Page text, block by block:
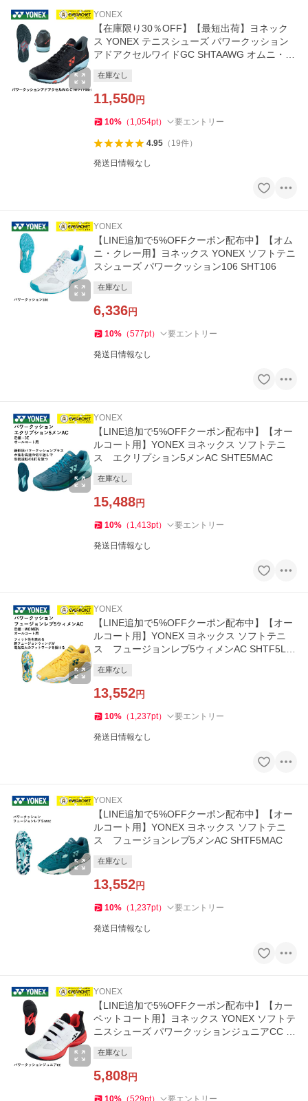
YONEX
【在庫限り30％OFF】【最短出荷】ヨネック
ス YONEX テニスシューズ パワークッション
アドアクセルワイドGC SHTAAWG オムニ・ク
在庫なし
11,550円
10% （ 1,054pt） 要エントリー
4.95（ 19件）
発送日情報なし
YONEX
【LINE追加で5%OFFクーポン配布中】【オム
ニ・クレー用】ヨネックス YONEX ソフトテニ
スシューズ パワークッション106 SHT106
在庫なし
6,336円
10% （577pt） 要エントリー
発送日情報なし
YONEX
【LINE追加で5%OFFクーポン配布中】【オー
ルコート用】YONEX ヨネックス ソフトテニ
ス エクリプション5メンAC SHTE5MAC
在庫なし
15,488円
10% （ 1,413pt） 要エントリー
発送日情報なし
YONEX
【LINE追加で5%OFFクーポン配布中】【オー
ルコート用】YONEX ヨネックス ソフトテニ
ス フュージョンレブ5ウィメンAC SHTF5LA
在庫なし
13,552円
10% （ 1,237pt） 要エントリー
発送日情報なし
YONEX
【LINE追加で5%OFFクーポン配布中】【オー
ルコート用】YONEX ヨネックス ソフトテニ
ス フュージョンレブ5メンAC SHTF5MAC
在庫なし
13,552円
10% （ 1,237pt） 要エントリー
発送日情報なし
YONEX
【LINE追加で5%OFFクーポン配布中】【カー
ペットコート用】ヨネックス YONEX ソフトテ
ニスシューズ パワークッションジュニアCC S
在庫なし
5,808円
10% （529pt） 要エントリー